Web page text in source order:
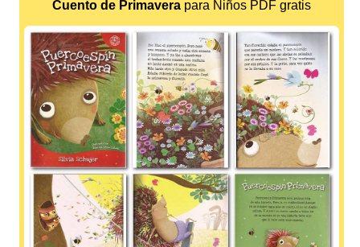
Cuento de Primaverapara Niños PDF gratis